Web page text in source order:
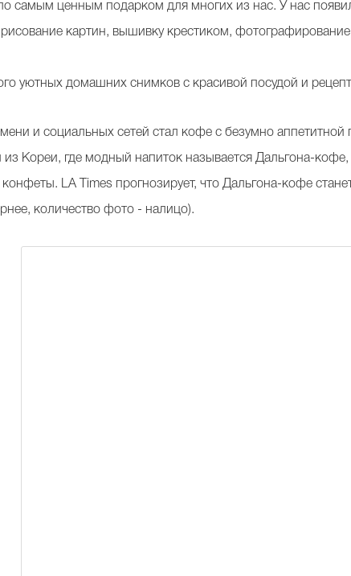
самым ценным подарком для многих из нас. У нас
картин, вышивку крестиком,
уютных домашних снимков с красивой посудой и
и социальных сетей стал кофе с безумно
Кореи, где модный напиток называется Дальгона-кофе
LA Times прогнозирует, что Дальгона-кофе
количество фото - налицо).